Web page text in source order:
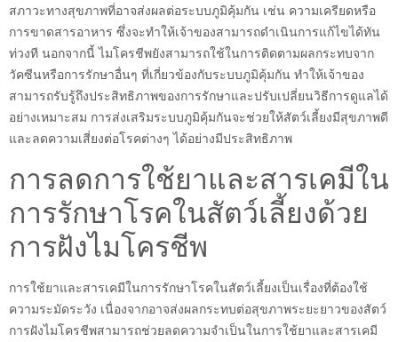
สภาวะทางสุขภาพที่อาจส่งผลต่อระบบภูมิคุ้มกัน เช่น ความเครียดหรือ
การขาดสารอาหาร ซึ่งจะทำให้เจ้าของสามารถดำเนินการแก้ไขได้ทัน
ท่วงที นอกจากนี้ ไมโครชีพยังสามารถใช้ในการติดตามผลกระทบจาก
วัคซีนหรือการรักษาอื่นๆ ที่เกี่ยวข้องกับระบบภูมิคุ้มกัน ทำให้เจ้าของ
สามารถรับรู้ถึงประสิทธิภาพของการรักษาและปรับเปลี่ยนวิธีการดูแลได้
อย่างเหมาะสม การส่งเสริมระบบภูมิคุ้มกันจะช่วยให้สัตว์เลี้ยงมีสุขภาพดี
และลดความเสี่ยงต่อโรคต่างๆ ได้อย่างมีประสิทธิภาพ
การลดการใช้ยาและสารเคมีใน
การรักษาโรคในสัตว์เลี้ยงด้วย
การฝังไมโครชีพ
การใช้ยาและสารเคมีในการรักษาโรคในสัตว์เลี้ยงเป็นเรื่องที่ต้องใช้
ความระมัดระวัง เนื่องจากอาจส่งผลกระทบต่อสุขภาพระยะยาวของสัตว์
การฝังไมโครชีพสามารถช่วยลดความจำเป็นในการใช้ยาและสารเคมี